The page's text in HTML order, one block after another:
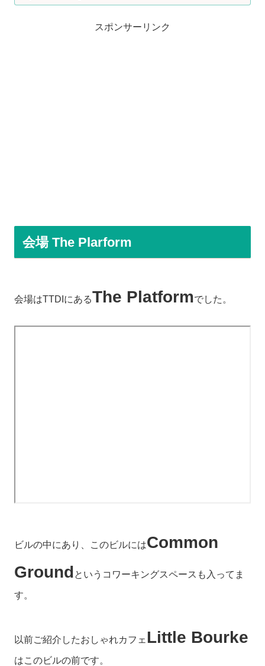
スポンサーリンク
会場 The Plarform
会場はTTDIにあるThe Platformでした。
ビルの中にあり、このビルにはCommon
Groundというコワーキングスペースも入ってま
す。
以前ご紹介したおしゃれカフェ Little Bourke
はこのビルの前です。